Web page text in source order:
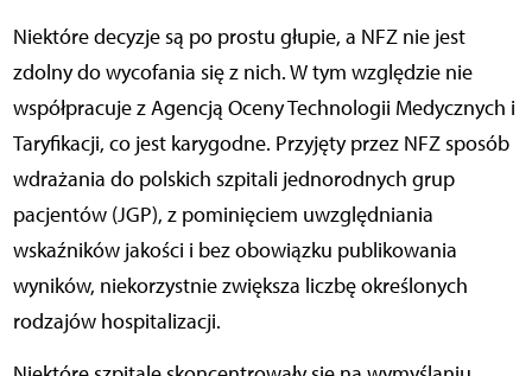
Niektóre decyzje są po prostu głupie, a NFZ nie jest
zdolny do wycofania się z nich. W tym względzie nie
współpracuje z Agencją Oceny Technologii Medycznych i
Taryfikacji, co jest karygodne. Przyjęty przez NFZ sposób
wdrażania do polskich szpitali jednorodnych grup
pacjentów (JGP), z pominięciem uwzględniania
wskaźników jakości i bez obowiązku publikowania
wyników, niekorzystnie zwiększa liczbę określonych
rodzajów hospitalizacji.